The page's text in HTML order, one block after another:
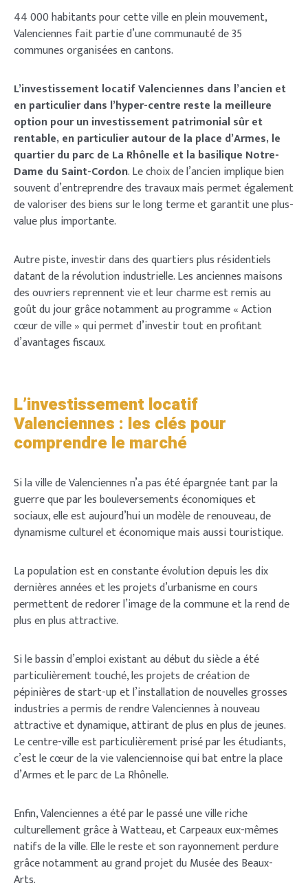
44 000 habitants pour cette ville en plein mouvement,
Valenciennes fait partie d’une communauté de 35
communes organisées en cantons.
L’investissement locatif Valenciennes dans l’ancien et
en particulier dans l’hyper-centre reste la meilleure
option pour un investissement patrimonial sûr et
rentable, en particulier autour de la place d’Armes, le
quartier du parc de La Rhônelle et la basilique Notre-
Dame du Saint-Cordon. Le choix de l’ancien implique bien
souvent d’entreprendre des travaux mais permet également
de valoriser des biens sur le long terme et garantit une plus-
value plus importante.
Autre piste, investir dans des quartiers plus résidentiels
datant de la révolution industrielle. Les anciennes maisons
des ouvriers reprennent vie et leur charme est remis au
goût du jour grâce notamment au programme « Action
cœur de ville » qui permet d’investir tout en profitant
d’avantages fiscaux.
L’investissement locatif
Valenciennes : les clés pour
comprendre le marché
Si la ville de Valenciennes n’a pas été épargnée tant par la
guerre que par les bouleversements économiques et
sociaux, elle est aujourd’hui un modèle de renouveau, de
dynamisme culturel et économique mais aussi touristique.
La population est en constante évolution depuis les dix
dernières années et les projets d’urbanisme en cours
permettent de redorer l’image de la commune et la rend de
plus en plus attractive.
Si le bassin d’emploi existant au début du siècle a été
particulièrement touché, les projets de création de
pépinières de start-up et l’installation de nouvelles grosses
industries a permis de rendre Valenciennes à nouveau
attractive et dynamique, attirant de plus en plus de jeunes.
Le centre-ville est particulièrement prisé par les étudiants,
c’est le cœur de la vie valenciennoise qui bat entre la place
d’Armes et le parc de La Rhônelle.
Enfin, Valenciennes a été par le passé une ville riche
culturellement grâce à Watteau, et Carpeaux eux-mêmes
natifs de la ville. Elle le reste et son rayonnement perdure
grâce notamment au grand projet du Musée des Beaux-
Arts.